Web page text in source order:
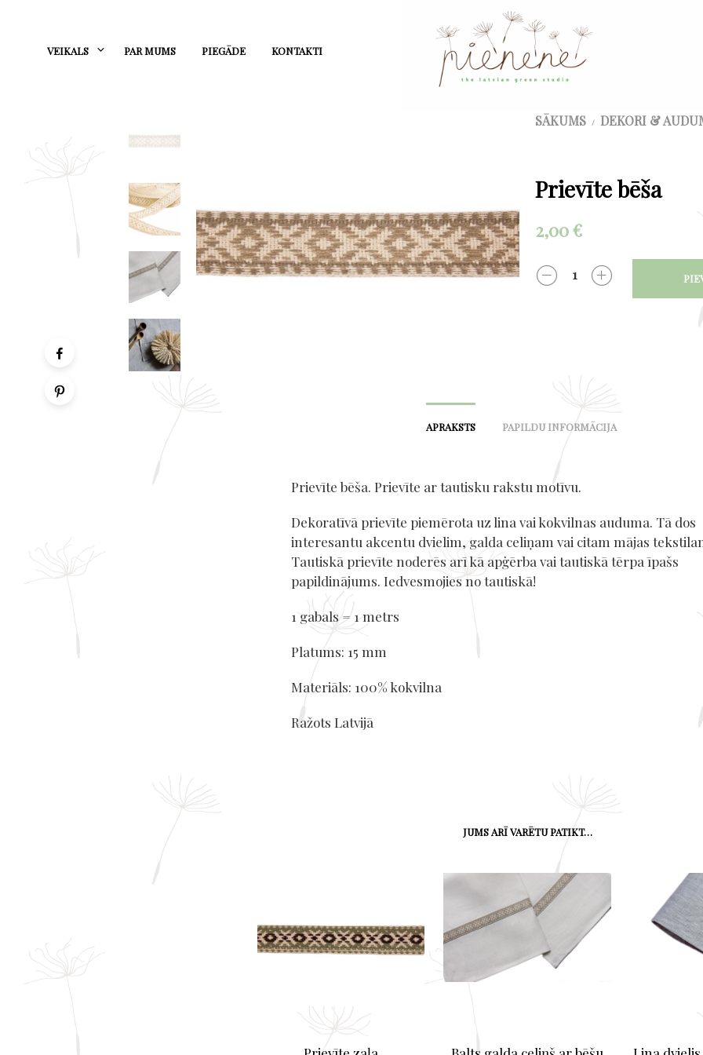
VEIKALS PAR MUMS PIEGĀDE KONTAKTI
SĀKUMS / DEKORI &
Prievīte bēša
2,00€
DAUDZUMS
APRAKSTS PAPILDU INFORMĀCIJA
Prievīte bēša. Prievīte ar tautisku rakstu motīvu.
Dekoratīvā prievīte piemērota uz lina vai kokvilnas auduma. Tā dos
interesantu akcentu dvielim, galda celiņam vai citam mājas
Tautiskā prievīte noderēs arī kā apģērba vai tautiskā tērpa īpašs
papildinājums. Iedvesmojies no tautiskā!
1 gabals = 1 metrs
Platums: 15 mm
Materiāls: 100% kokvilna
Ražots Latvijā
JUMS ARĪ VARĒTU PATIKT…